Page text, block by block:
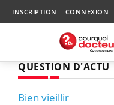
INSCRIPTION CONNEXION
QUESTION D'ACTU
Bien vieillir